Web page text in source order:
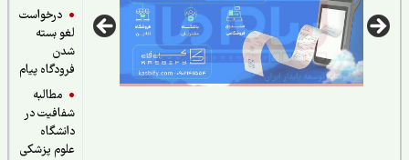
درخواست
لغو بسته
فرودگاه پیام
مطالبه
شفافیت در
دانشگاه
علوم پزشکی